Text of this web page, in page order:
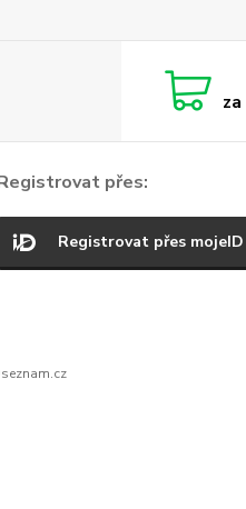
za
přes:
Registrovat přes mojeID